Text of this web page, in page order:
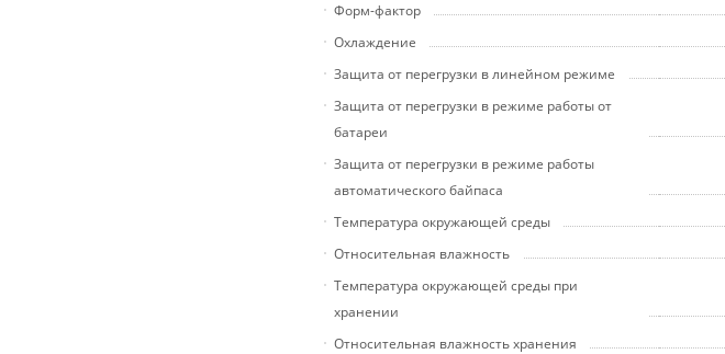
Форм-фактор
Охлаждение
Защита от перегрузки в линейном режиме
Защита от перегрузки в режиме работы от
батареи
Защита от перегрузки в режиме работы
автоматического байпаса
Температура окружающей среды
Относительная влажность
Температура окружающей среды при
хранении
Относительная влажность хранения